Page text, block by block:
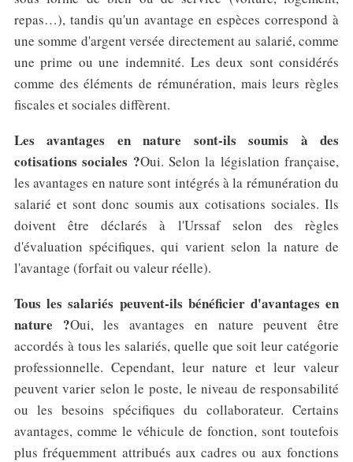
repas…), tandis qu'un avantage en espèces correspond à
une somme d'argent versée directement au salarié, comme
une prime ou une indemnité. Les deux sont considérés
comme des éléments de rémunération, mais leurs règles
fiscales et sociales diffèrent.
Les avantages en nature sont-ils soumis à des
cotisations sociales ?Oui. Selon la législation française,
les avantages en nature sont intégrés à la rémunération du
salarié et sont donc soumis aux cotisations sociales. Ils
doivent être déclarés à l'Urssaf selon des règles
d'évaluation spécifiques, qui varient selon la nature de
l'avantage (forfait ou valeur réelle).
Tous les salariés peuvent-ils bénéficier d'avantages en
nature ?Oui, les avantages en nature peuvent être
accordés à tous les salariés, quelle que soit leur catégorie
professionnelle. Cependant, leur nature et leur valeur
peuvent varier selon le poste, le niveau de responsabilité
ou les besoins spécifiques du collaborateur. Certains
avantages, comme le véhicule de fonction, sont toutefois
plus fréquemment attribués aux cadres ou aux fonctions